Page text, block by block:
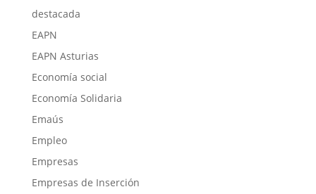
destacada
EAPN
EAPN Asturias
Economía social
Economía Solidaria
Emaús
Empleo
Empresas
Empresas de Inserción